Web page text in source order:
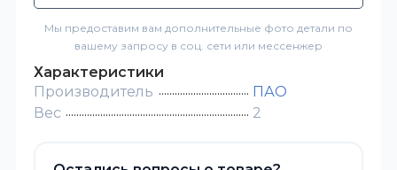
Мы предоставим вам дополнительные фото детали по
вашему запросу в соц. сети или мессенжер
Характеристики
Производитель
ПАО
Вес
2